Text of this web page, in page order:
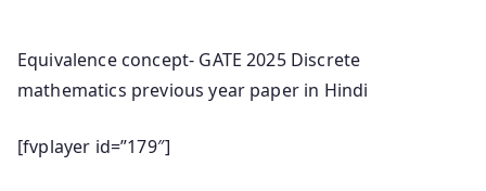
Equivalence concept- GATE 2025 Discrete
mathematics previous year paper in Hindi
[fvplayer id=”179″]